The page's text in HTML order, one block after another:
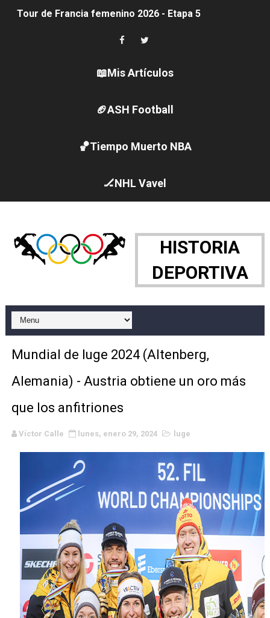
Tour de Francia femenino 2026 - Etapa 5
Women's Pro Baseball League 2026
Campeonato de Europa en aguas abiertas 2026
Canadá Open 2026
Mundial de MotoGP 2026 - GP Gran Bretaña
Canadian Elite Basketball League
Canadian Football League 2026 - Week 10
EFA y AFLE 2026 - Regular season
Grandes éxitos por fin para Chelsea Green, Chad
Campeonato de Europa de MTB 2026 (Monteceneri,
Campeonato de Europa de remo 2026 (Varese, Italia)
Athletes Unlimited Softball League 2026 - Las Utah
Mundial de piragüismo slalom 2026 (Oklahoma City,
Tour de Francia masculino 2026 - Tadej Pogacar
Mundial de Fórmula 1 2026 - Lando Norris consigue
Copa del Mundo femenina 2026 - Estados Unidos
Campeonato de Europa de saltos 2026 (París,
📖Mis Artículos
🏈ASH Football
🏀Tiempo Muerto NBA
🏒NHL Vavel
HISTORIA
DEPORTIVA
Mundial de luge 2024 (Altenberg,
Alemania) - Austria obtiene un oro más
que los anfitriones
Víctor Calle lunes, enero 29, 2024 luge